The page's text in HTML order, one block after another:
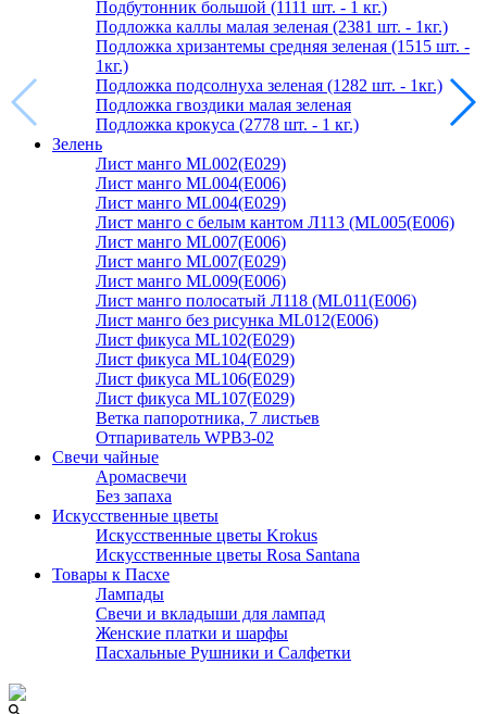
Подбутонник большой (1111 шт. - 1 кг.)
Подложка каллы малая зеленая (2381 шт. - 1кг.)
Подложка хризантемы средняя зеленая (1515 шт. -
1кг.)
Подложка подсолнуха зеленая (1282 шт. - 1кг.)
Подложка гвоздики малая зеленая
Подложка крокуса (2778 шт. - 1 кг.)
Зелень
Лист манго ML002(E029)
Лист манго ML004(E006)
Лист манго ML004(E029)
Лист манго с белым кантом Л113 (ML005(E006)
Лист манго ML007(E006)
Лист манго ML007(E029)
Лист манго ML009(E006)
Лист манго полосатый Л118 (ML011(E006)
Лист манго без рисунка ML012(E006)
Лист фикуса ML102(E029)
Лист фикуса ML104(E029)
Лист фикуса ML106(E029)
Лист фикуса ML107(E029)
Ветка папоротника, 7 листьев
Отпариватель WPB3-02
Свечи чайные
Аромасвечи
Без запаха
Искусственные цветы
Искусственные цветы Krokus
Искусственные цветы Rosa Santana
Товары к Пасхе
Лампады
Свечи и вкладыши для лампад
Женские платки и шарфы
Пасхальные Рушники и Салфетки